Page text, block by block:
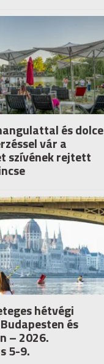
és dolce
vár a
szívének rejtett
hétvégi
és
– 2026.
5-9.